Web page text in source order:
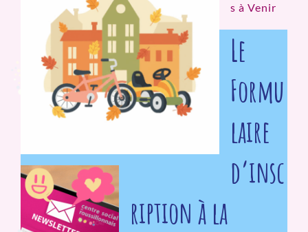
s à Venir
Le
Formu
laire
d’insc
ription à la